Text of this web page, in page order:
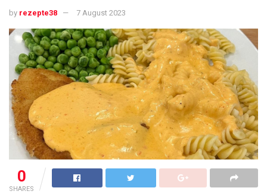
by rezepte38 7 August 2023
0
SHARES